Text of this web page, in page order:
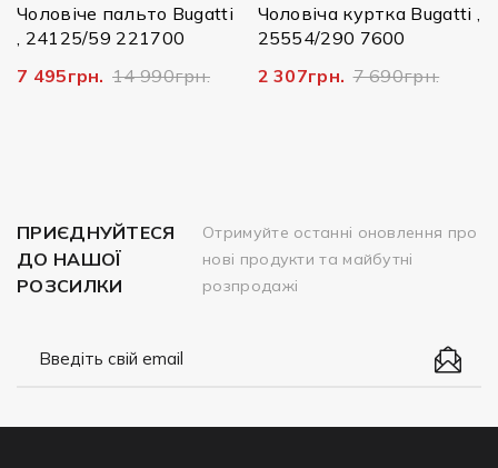
пальто Bugatti
24125/59 221700
495грн. 14 990грн.
Чоловіча куртка Bugatti ,
25554/290 7600
2 307грн. 7 690грн.
ПРИЄДНУЙТЕСЯ
ДО НАШОЇ
РОЗСИЛКИ
Отримуйте останні оновлення про
нові продукти та майбутні
розпродажі